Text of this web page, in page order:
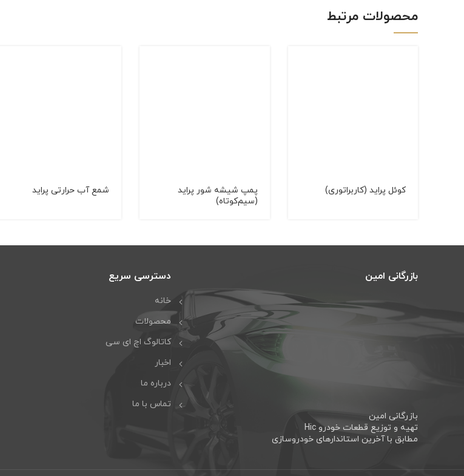
محصولات مرتبط
كوئل پراید (کاربراتوری)
پمپ شيشه شور پرايد
(سيم‌کوتاه)
شمع آب حرارتی پراید
بازرگانی امین
بازرگانی امین
تهیه و توزیع قطعات خودرو Hic
مطابق با آخرین استاندارهای خودروسازی
دسترسی سریع
خانه
محصولات
کاتالوگ اچ ای سی
اخبار
درباره ما
تماس با ما